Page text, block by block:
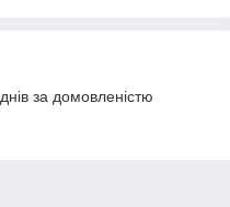
за домовленістю